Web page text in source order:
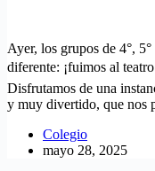
Ayer, los grupos de 4°,
diferente: ¡fuimos al
Disfrutamos de una
y muy divertido, que nos
Colegio
mayo 28, 2025